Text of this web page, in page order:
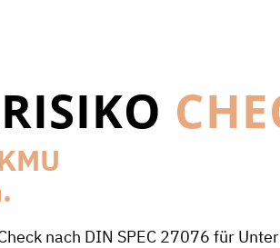
nach DIN SPEC 27076 für